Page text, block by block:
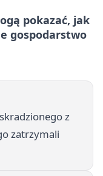
pokazać, jak
gospodarstwo
z
zatrzymali